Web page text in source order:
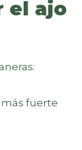
el ajo
fuerte